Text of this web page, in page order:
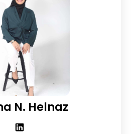
N. Helnaz